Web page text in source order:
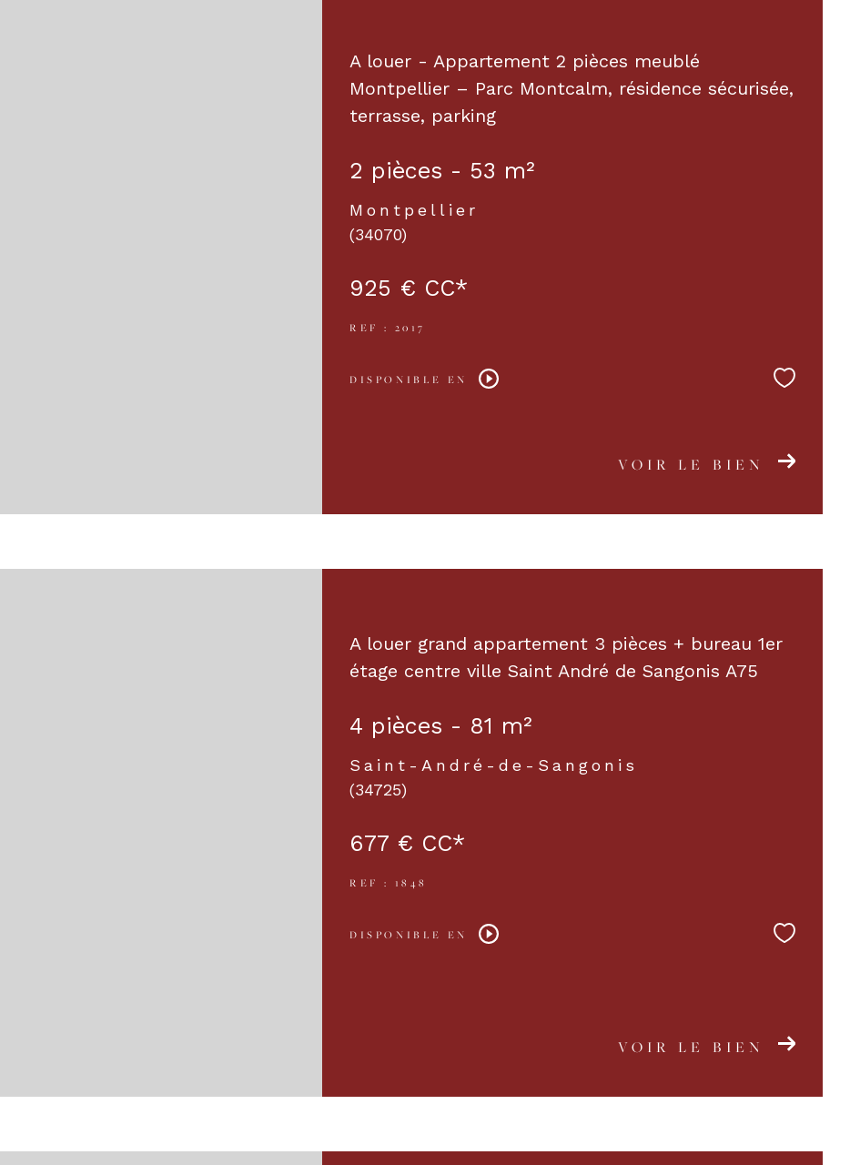
A louer - Appartement 2 pièces meublé
Montpellier – Parc Montcalm, résidence sécurisée,
terrasse, parking
2 pièces - 53 m²
Montpellier
(34070)
925 € CC*
REF : 2017
DISPONIBLE EN
VOIR LE BIEN
A louer grand appartement 3 pièces + bureau 1er
étage centre ville Saint André de Sangonis A75
4 pièces - 81 m²
Saint-André-de-Sangonis
(34725)
677 € CC*
REF : 1848
DISPONIBLE EN
VOIR LE BIEN